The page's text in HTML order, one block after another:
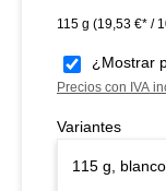
115 g (19,53 €* /
¿Mostrar
Precios con IVA
Variantes